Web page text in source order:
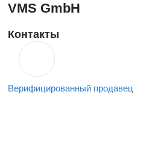
VMS GmbH
Контакты
Верифицированный продавец